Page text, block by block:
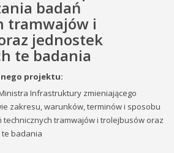
badań
tramwajów i
jednostek
te badania
projektu:
Infrastruktury zmieniającego
zakresu, warunków, terminów i sposobu
tramwajów i trolejbusów oraz
badania